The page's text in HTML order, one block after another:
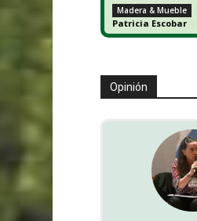
Madera & Mueble
Patricia Escobar -
Opinión